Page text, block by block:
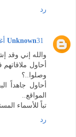
رد
Unknown31 أغسطس 2009 في 1:09 م
والله إني وقد
أحاول
وصلوا..؟
أحاول جاهداً
المواقع..
تباً للأسماء
رد